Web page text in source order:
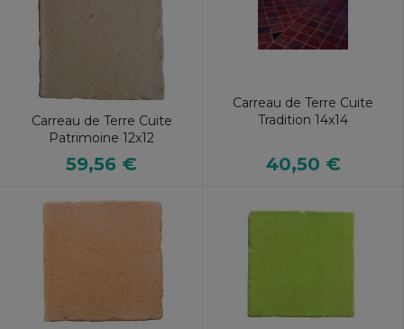
Carreau de Terre Cuite
Patrimoine 12x12
59,56 €
Carreau de Terre Cuite
Tradition 14x14
40,50 €